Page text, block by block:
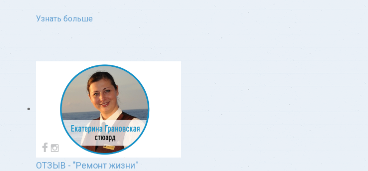
Узнать больше
ОТЗЫВ - "Ремонт жизни"